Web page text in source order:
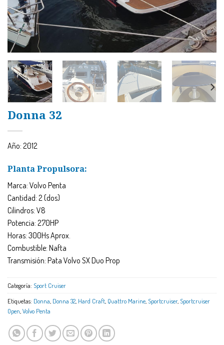
Donna 32
Año: 2012
Planta Propulsora:
Marca: Volvo Penta
Cantidad: 2 (dos)
Cilindros: V8
Potencia: 270HP
Horas: 300Hs Aprox.
Combustible: Nafta
Transmisión: Pata Volvo SX Duo Prop
Categoría: Sport Cruiser
Etiquetas: Donna Donna 32 Hard Craft Quattro Marine Sportcruiser, Sportcruiser
Open Volvo Penta